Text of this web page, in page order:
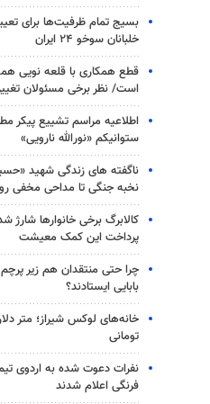
بسیج تمام ظرفیت‌ها برای
خلبانان سوخو ۲۴ ایران
قطع همکاری با قلعه نویی
است/ نظر برخی مسئولان
اطلاعیه مراسم تشییع پیکر
ستوانیکم «نورالله نارویی»
ناگفته های زندگی شهید
نخبه جنگی تا مداحی مخفی
کالابرگ برخی خانوارها شارژ
پرداخت این کمک معیشت
چرا حتی منتقدان هم زیر
بابایی ایستادند؟
خانه‌های لوکس شیراز؛ متر
تومانی
نفرات دعوت شده به اردوی
فرنگی اعلام شدند